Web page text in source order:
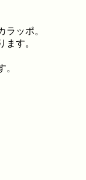
ラッポ。
ます。
。